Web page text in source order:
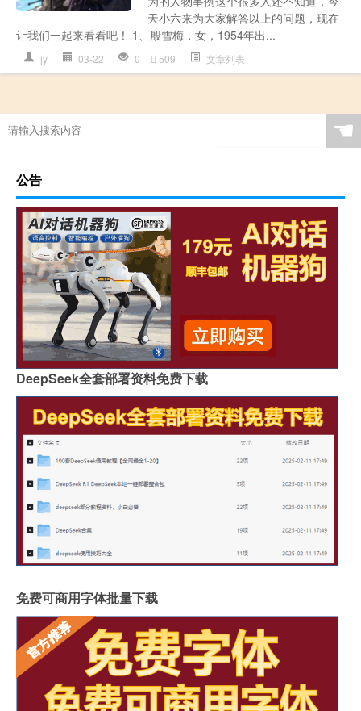
天小六来为大家解答以上的问题，现在
让我们一起来看看吧！ 1、殷雪梅，女，1954年出...
jy 03-22 0 509 文章列表
☚
公告
DeepSeek全套部署资料免费下载
免费可商用字体批量下载